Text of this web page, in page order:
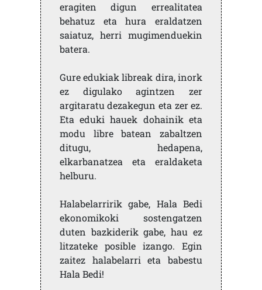
eragiten digun errealitatea
behatuz eta hura eraldatzen
saiatuz, herri mugimenduekin
batera.
Gure edukiak libreak dira, inork
ez digulako agintzen zer
argitaratu dezakegun eta zer ez.
Eta eduki hauek dohainik eta
modu libre batean zabaltzen
ditugu, hedapena,
elkarbanatzea eta eraldaketa
helburu.
Halabelarririk gabe, Hala Bedi
ekonomikoki sostengatzen
duten bazkiderik gabe, hau ez
litzateke posible izango. Egin
zaitez halabelarri eta babestu
Hala Bedi!